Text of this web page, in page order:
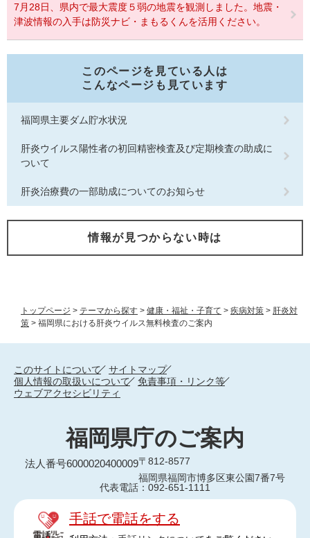
トップページ > テーマから探す > 健康・福祉・子育て > 疾病対策 > 肝炎対
策 > 福岡県における肝炎ウイルス無料検査のご案内
7月28日、県内で最大震度５弱の地震を観測しました。地震・
津波情報の入手は防災ナビ・まもるくんを活用ください。
このページを見ている人は
こんなページも見ています
福岡県主要ダム貯水状況
肝炎ウイルス陽性者の初回精密検査及び定期検査の助成に
ついて
肝炎治療費の一部助成についてのお知らせ
情報が見つからない時は
このサイトについて
サイトマップ
個人情報の取扱いについて
免責事項・リンク等
ウェブアクセシビリティ
福岡県庁のご案内
法人番号6000020400009〒812-8577
福岡県福岡市博多区東公園7番7号
代表電話：092-651-1111
手話で電話をする